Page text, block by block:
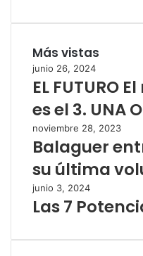
Más vistas
junio 26, 2024
EL FUTURO
es el 3. UNA
noviembre 28, 2023
Balaguer
su última
junio 3, 2024
Las 7